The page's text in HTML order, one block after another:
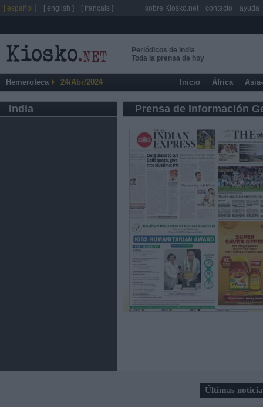
Periódicos de India
Toda la prensa de hoy
Hemeroteca 24/Abr/2024 Inicio África
India Prensa de Información
Últimas
[ español ] [ english ] [ français ] sobre Kiosko.net contacto ayuda